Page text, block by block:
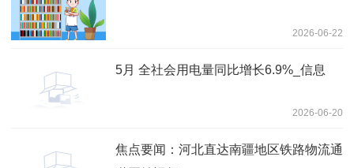
2026-06-22
5月 全社会用电量同比增长6.9%_信息
2026-06-20
焦点要闻：河北直达南疆地区铁路物流通